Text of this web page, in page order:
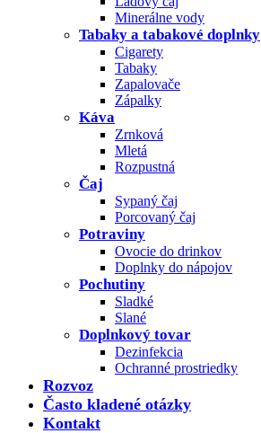
Minerálne vody
Tabaky a tabakové doplnky
Cigarety
Tabaky
Zapalovače
Zápalky
Káva
Zrnková
Mletá
Rozpustná
Čaj
Sypaný čaj
Porcovaný čaj
Potraviny
Ovocie do drinkov
Doplnky do nápojov
Pochutiny
Sladké
Slané
Doplnkový tovar
Dezinfekcia
Ochranné prostriedky
Rozvoz
Často kladené otázky
Kontakt